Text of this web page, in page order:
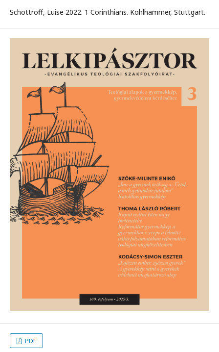
Schottroff, Luise 2022. 1 Corinthians. Kohlhammer, Stuttgart.
PDF